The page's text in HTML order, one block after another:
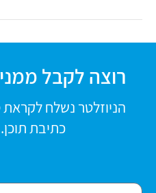
רוצה לקבל
הניוזלטר נשלח לקראת
כתיבת